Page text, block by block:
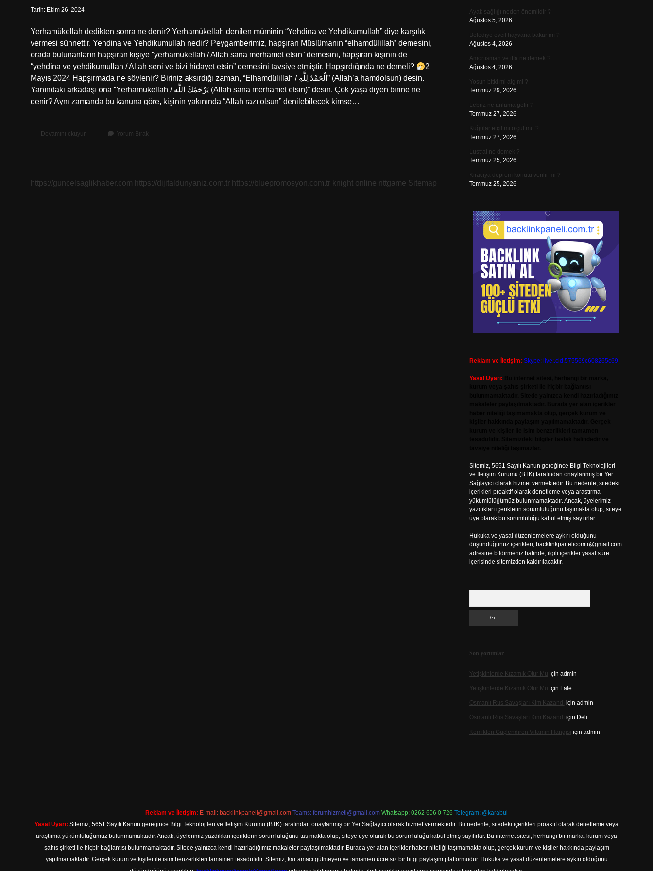
Tarih: Ekim 26, 2024
Yerhamükellah dedikten sonra ne denir? Yerhamükellah denilen müminin “Yehdina ve Yehdikumullah” diye karşılık
vermesi sünnettir. Yehdina ve Yehdikumullah nedir? Peygamberimiz, hapşıran Müslümanın “elhamdülillah” demesini,
orada bulunanların hapşıran kişiye “yerhamükellah / Allah sana merhamet etsin” demesini, hapşıran kişinin de
“yehdina ve yehdikumullah / Allah seni ve bizi hidayet etsin” demesini tavsiye etmiştir. Hapşırdığında ne demeli?
2
Mayıs 2024 Hapşırmada ne söylenir? Biriniz aksırdığı zaman, “Elhamdülillah / الْحَمْدُ لِلَّهِ” (Allah’a hamdolsun) desin.
Yanındaki arkadaşı ona “Yerhamükellah / يَرْحَمُكَ اللَّه (Allah sana merhamet etsin)” desin. Çok yaşa diyen birine ne
denir? Aynı zamanda bu kanuna göre, kişinin yakınında “Allah razı olsun” denilebilecek kimse…
Devamını okuyun Yehdina
Ve
Yorum Bırak
https://guncelsaglikhaber.com https://dijitaldunyaniz.com.tr https://bluepromosyon.com.tr knight online nttgame Sitemap
Ayak sağlığı neden önemlidir ?
Ağustos 5, 2026
Belediye evcil hayvana bakar mı ?
Ağustos 4, 2026
Amortisman ve itfa ne demek ?
Ağustos 4, 2026
Yosun bitki mi alg mi ?
Temmuz 29, 2026
Lebriz ne anlama gelir ?
Temmuz 27, 2026
Kuğular etçil mi otçul mu ?
Temmuz 27, 2026
Lustral ne demek ?
Temmuz 25, 2026
Kiracıya deprem konutu verilir mi ?
Temmuz 25, 2026
Reklam ve İletişim: Skype: live:.cid.575569c608265c69
Yasal Uyarı:
Sitemiz, 5651 Sayılı Kanun gereğince Bilgi Teknolojileri
ve İletişim Kurumu (BTK) tarafından onaylanmış bir Yer
Sağlayıcı olarak hizmet vermektedir. Bu nedenle, sitedeki
içerikleri proaktif olarak denetleme veya araştırma
yükümlülüğümüz bulunmamaktadır. Ancak, üyelerimiz
yazdıkları içeriklerin sorumluluğunu taşımakta olup, siteye
üye olarak bu sorumluluğu kabul etmiş sayılırlar.
Hukuka ve yasal düzenlemelere aykırı olduğunu
düşündüğünüz içerikleri, backlinkpanelicomtr@gmail.com
adresine bildirmeniz halinde, ilgili içerikler yasal süre
içerisinde sitemizden kaldırılacaktır.
Son yorumlar
Yetişkinlerde Kızamık Olur Mu için admin
Yetişkinlerde Kızamık Olur Mu için Lale
Osmanlı Rus Savaşları Kim Kazandı için admin
Osmanlı Rus Savaşları Kim Kazandı için Deli
Kemikleri Güçlendiren Vitamin Hangisi için admin
Reklam ve İletişim: E-mail: backlinkpaneli@gmail.com Teams: forumhizmeti@gmail.com Whatsapp: 0262 606 0 726 Telegram: @karabul
Yasal Uyarı: Sitemiz, 5651 Sayılı Kanun gereğince Bilgi Teknolojileri ve İletişim Kurumu (BTK) tarafından onaylanmış bir Yer Sağlayıcı olarak hizmet vermektedir. Bu nedenle, sitedeki içerikleri proaktif olarak denetleme veya
araştırma yükümlülüğümüz bulunmamaktadır. Ancak, üyelerimiz yazdıkları içeriklerin sorumluluğunu taşımakta olup, siteye üye olarak bu sorumluluğu kabul etmiş sayılırlar. Bu internet sitesi, herhangi bir marka, kurum veya
şahıs şirketi ile hiçbir bağlantısı bulunmamaktadır. Sitede yalnızca kendi hazırladığımız makaleler paylaşılmaktadır. Burada yer alan içerikler haber niteliği taşımamakta olup, gerçek kurum ve kişiler hakkında paylaşım
yapılmamaktadır. Gerçek kurum ve kişiler ile isim benzerlikleri tamamen tesadüfidir. Sitemiz, kar amacı gütmeyen ve tamamen ücretsiz bir bilgi paylaşım platformudur. Hukuka ve yasal düzenlemelere aykırı olduğunu